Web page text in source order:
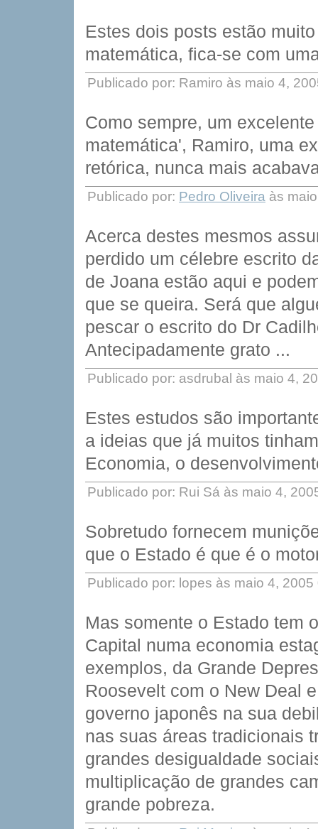
Estes dois posts estão
matemática, fica-se com
Publicado por: Ramiro às maio 4,
Como sempre, um
matemática', Ramiro, uma
retórica, nunca mais
Publicado por: Pedro Oliveira às
Acerca destes mesmos
perdido um célebre escrito
de Joana estão aqui e
que se queira. Será que
pescar o escrito do Dr
Antecipadamente grato ...
Publicado por: asdrubal às maio 4,
Estes estudos são
a ideias que já muitos
Economia, o
Publicado por: Rui Sá às maio 4,
Sobretudo fornecem
que o Estado é que é o
Publicado por: lopes às maio 4, 2005
Mas somente o Estado tem
Capital numa economia
exemplos, da Grande
Roosevelt com o New Deal
governo japonês na sua
nas suas áreas tradicionais
grandes desigualdade
multiplicação de grandes
grande pobreza.